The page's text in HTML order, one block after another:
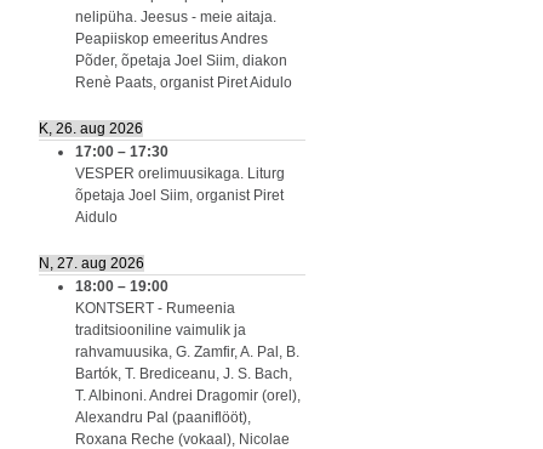
nelipüha. Jeesus - meie aitaja.
Peapiiskop emeeritus Andres
Põder, õpetaja Joel Siim, diakon
Renè Paats, organist Piret Aidulo
K, 26. aug 2026
17:00 – 17:30
VESPER orelimuusikaga. Liturg
õpetaja Joel Siim, organist Piret
Aidulo
N, 27. aug 2026
18:00 – 19:00
KONTSERT - Rumeenia
traditsiooniline vaimulik ja
rahvamuusika, G. Zamfir, A. Pal, B.
Bartók, T. Brediceanu, J. S. Bach,
T. Albinoni. Andrei Dragomir (orel),
Alexandru Pal (paaniflööt),
Roxana Reche (vokaal), Nicolae